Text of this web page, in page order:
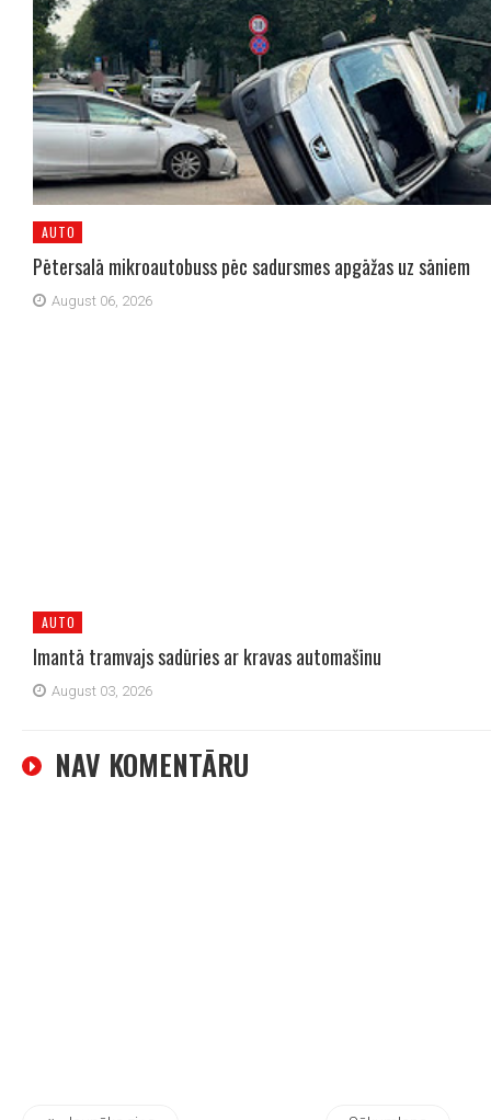
AUTO
Pētersalā mikroautobuss pēc sadursmes apgāžas uz sāniem
August 06, 2026
AUTO
Imantā tramvajs sadūries ar kravas automašīnu
August 03, 2026
NAV KOMENTĀRU